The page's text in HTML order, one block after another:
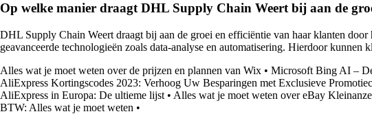
Op welke manier draagt DHL Supply Chain Weert bij aan de
DHL Supply Chain Weert draagt bij aan de groei en efficiëntie van haar klanten
geavanceerde technologieën zoals data-analyse en automatisering. Hierdoor
Alles wat je moet weten over de prijzen en plannen van Wix • Microsoft Bing AI –
AliExpress Kortingscodes 2023: Verhoog Uw Besparingen met Exclusieve
AliExpress in Europa: De ultieme lijst • Alles wat je moet weten over eBay
BTW: Alles wat je moet weten •